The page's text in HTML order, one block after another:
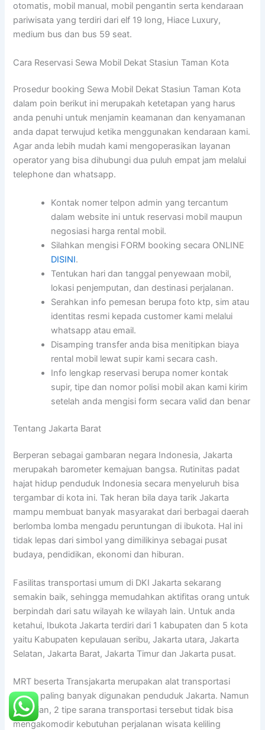
otomatis, mobil manual, mobil pengantin serta kendaraan
pariwisata yang terdiri dari elf 19 long, Hiace Luxury,
medium bus dan bus 59 seat.
Cara Reservasi Sewa Mobil Dekat Stasiun Taman Kota
Prosedur booking Sewa Mobil Dekat Stasiun Taman Kota
dalam poin berikut ini merupakah ketetapan yang harus
anda penuhi untuk menjamin keamanan dan kenyamanan
anda dapat terwujud ketika menggunakan kendaraan kami.
Agar anda lebih mudah kami mengoperasikan layanan
operator yang bisa dihubungi dua puluh empat jam melalui
telephone dan whatsapp.
Kontak nomer telpon admin yang tercantum
dalam website ini untuk reservasi mobil maupun
negosiasi harga rental mobil.
Silahkan mengisi FORM booking secara ONLINE
DISINI.
Tentukan hari dan tanggal penyewaan mobil,
lokasi penjemputan, dan destinasi perjalanan.
Serahkan info pemesan berupa foto ktp, sim atau
identitas resmi kepada customer kami melalui
whatsapp atau email.
Disamping transfer anda bisa menitipkan biaya
rental mobil lewat supir kami secara cash.
Info lengkap reservasi berupa nomer kontak
supir, tipe dan nomor polisi mobil akan kami kirim
setelah anda mengisi form secara valid dan benar
Tentang Jakarta Barat
Berperan sebagai gambaran negara Indonesia, Jakarta
merupakah barometer kemajuan bangsa. Rutinitas padat
hajat hidup penduduk Indonesia secara menyeluruh bisa
tergambar di kota ini. Tak heran bila daya tarik Jakarta
mampu membuat banyak masyarakat dari berbagai daerah
berlomba lomba mengadu peruntungan di ibukota. Hal ini
tidak lepas dari simbol yang dimilikinya sebagai pusat
budaya, pendidikan, ekonomi dan hiburan.
Fasilitas transportasi umum di DKI Jakarta sekarang
semakin baik, sehingga memudahkan aktifitas orang untuk
berpindah dari satu wilayah ke wilayah lain. Untuk anda
ketahui, Ibukota Jakarta terdiri dari 1 kabupaten dan 5 kota
yaitu Kabupaten kepulauan seribu, Jakarta utara, Jakarta
Selatan, Jakarta Barat, Jakarta Timur dan Jakarta pusat.
MRT beserta Transjakarta merupakan alat transportasi
umum paling banyak digunakan penduduk Jakarta. Namun
demikian, 2 tipe sarana transportasi tersebut tidak bisa
mengakomodir kebutuhan perjalanan wisata keliling